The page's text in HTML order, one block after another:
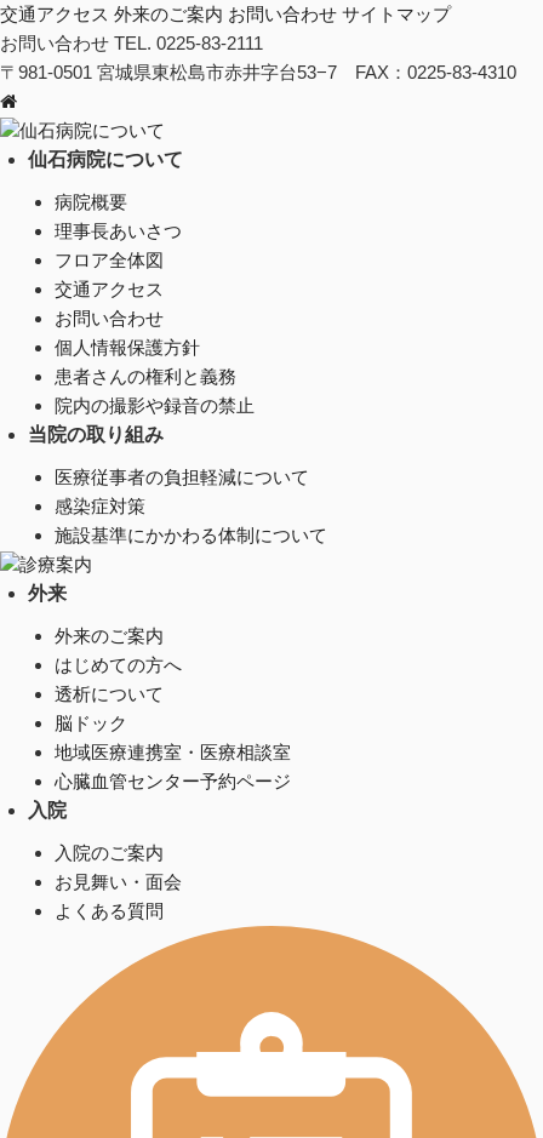
交通アクセス 外来のご案内 お問い合わせ サイトマップ
お問い合わせ TEL. 0225-83-2111
〒981-0501 宮城県東松島市赤井字台53−7 FAX：0225-83-4310
仙石病院について
仙石病院について
病院概要
理事長あいさつ
フロア全体図
交通アクセス
お問い合わせ
個人情報保護方針
患者さんの権利と義務
院内の撮影や録音の禁止
当院の取り組み
医療従事者の負担軽減について
感染症対策
施設基準にかかわる体制について
診療案内
外来
外来のご案内
はじめての方へ
透析について
脳ドック
地域医療連携室・医療相談室
心臓血管センター予約ページ
入院
入院のご案内
お見舞い・面会
よくある質問